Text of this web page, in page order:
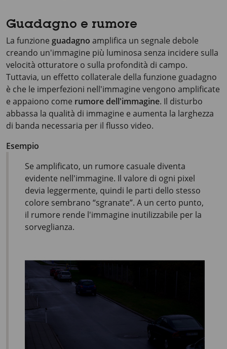
Guadagno e rumore
La funzione guadagno amplifica un segnale debole
creando un'immagine più luminosa senza incidere sulla
velocità otturatore o sulla profondità di campo.
Tuttavia, un effetto collaterale della funzione guadagno
è che le imperfezioni nell'immagine vengono amplificate
e appaiono come rumore dell'immagine. Il disturbo
abbassa la qualità di immagine e aumenta la larghezza
di banda necessaria per il flusso video.
Esempio
Se amplificato, un rumore casuale diventa
evidente nell'immagine. Il valore di ogni pixel
devia leggermente, quindi le parti dello stesso
colore sembrano “sgranate”. A un certo punto,
il rumore rende l'immagine inutilizzabile per la
sorveglianza.